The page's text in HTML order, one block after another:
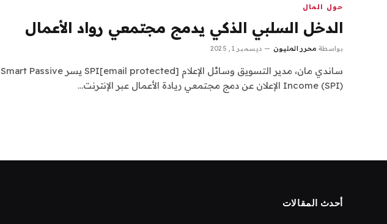
حول المال
الدخل السلبي الذكي يدمج مجتمعي رواد الأعمال
بواسطة محرر المليون ديسمبر 1, 2025
ساندي مان، مدير التسويق وسائل الإعلام SPI[email protected] يسر Smart Passive
Income (SPI) الإعلان عن دمج مجتمعي ريادة الأعمال عبر الإنترنت…
أحدث المقالات